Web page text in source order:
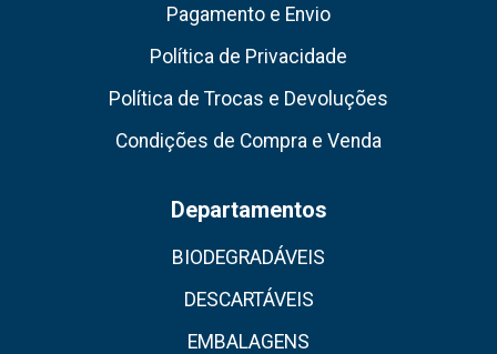
Pagamento e Envio
Política de Privacidade
Política de Trocas e Devoluções
Condições de Compra e Venda
Departamentos
BIODEGRADÁVEIS
DESCARTÁVEIS
EMBALAGENS